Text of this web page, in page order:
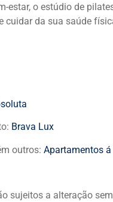
estar, o estúdio de
cuidar da sua saúde
Brava Lux
outros: Apartamentos
sujeitos a alteração